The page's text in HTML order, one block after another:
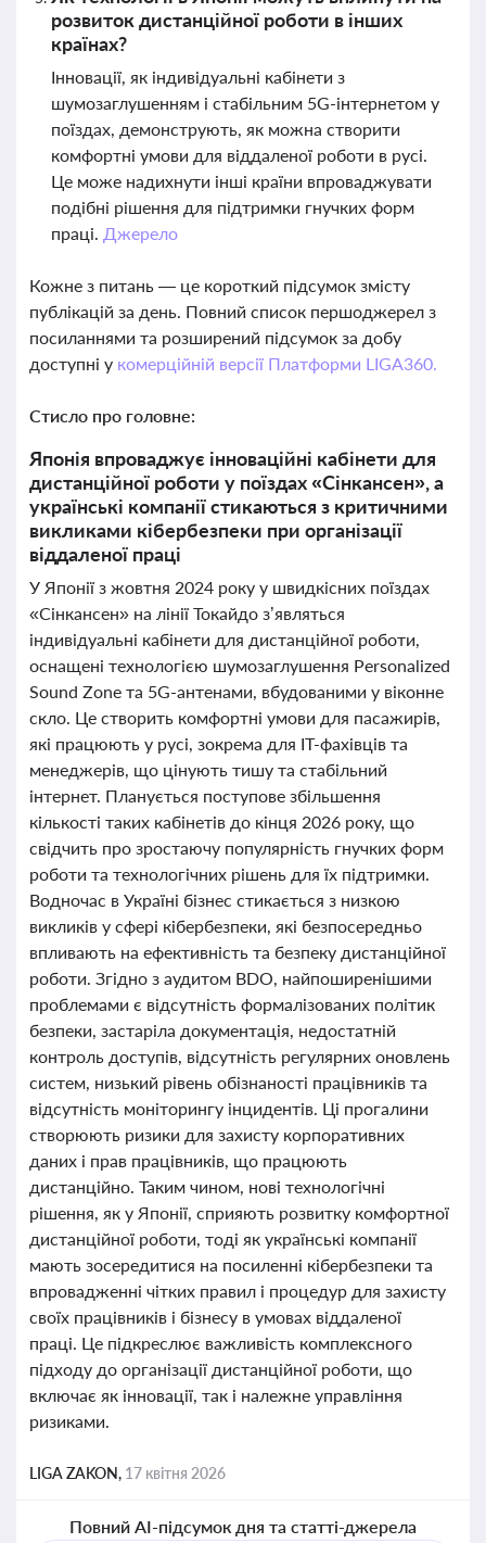
розвиток дистанційної роботи в інших
країнах?
Інновації, як індивідуальні кабінети з
шумозаглушенням і стабільним 5G-інтернетом у
поїздах, демонструють, як можна створити
комфортні умови для віддаленої роботи в русі.
Це може надихнути інші країни впроваджувати
подібні рішення для підтримки гнучких форм
праці. Джерело
Кожне з питань — це короткий підсумок змісту
публікацій за день. Повний список першоджерел з
посиланнями та розширений підсумок за добу
доступні у комерційній версії Платформи LIGA360.
Стисло про головне:
Японія впроваджує інноваційні кабінети для
дистанційної роботи у поїздах «Сінкансен», а
українські компанії стикаються з критичними
викликами кібербезпеки при організації
віддаленої праці
У Японії з жовтня 2024 року у швидкісних поїздах
«Сінкансен» на лінії Токайдо з’являться
індивідуальні кабінети для дистанційної роботи,
оснащені технологією шумозаглушення Personalized
Sound Zone та 5G-антенами, вбудованими у віконне
скло. Це створить комфортні умови для пасажирів,
які працюють у русі, зокрема для IT-фахівців та
менеджерів, що цінують тишу та стабільний
інтернет. Планується поступове збільшення
кількості таких кабінетів до кінця 2026 року, що
свідчить про зростаючу популярність гнучких форм
роботи та технологічних рішень для їх підтримки.
Водночас в Україні бізнес стикається з низкою
викликів у сфері кібербезпеки, які безпосередньо
впливають на ефективність та безпеку дистанційної
роботи. Згідно з аудитом BDO, найпоширенішими
проблемами є відсутність формалізованих політик
безпеки, застаріла документація, недостатній
контроль доступів, відсутність регулярних оновлень
систем, низький рівень обізнаності працівників та
відсутність моніторингу інцидентів. Ці прогалини
створюють ризики для захисту корпоративних
даних і прав працівників, що працюють
дистанційно. Таким чином, нові технологічні
рішення, як у Японії, сприяють розвитку комфортної
дистанційної роботи, тоді як українські компанії
мають зосередитися на посиленні кібербезпеки та
впровадженні чітких правил і процедур для захисту
своїх працівників і бізнесу в умовах віддаленої
праці. Це підкреслює важливість комплексного
підходу до організації дистанційної роботи, що
включає як інновації, так і належне управління
ризиками.
LIGA ZAKON, 17 квітня 2026
Повний AI-підсумок дня та статті-джерела